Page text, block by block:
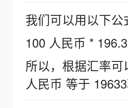
我们可以用以下公
100 人民币 *
所以，根据汇率
人民币 等于